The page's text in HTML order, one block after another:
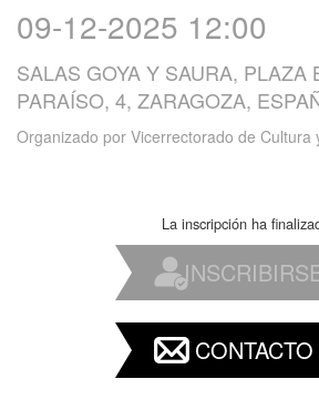
09-12-2025 12:00
SALAS GOYA Y SAURA, PLAZA
PARAÍSO, 4, ZARAGOZA,
Organizado por Vicerrectorado de Cultura
La inscripción ha
CONTACTO